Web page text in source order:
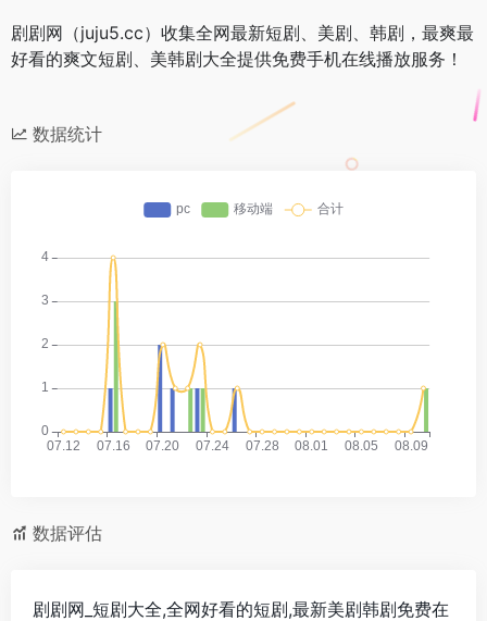
剧剧网（juju5.cc）收集全网最新短剧、美剧、韩剧，最爽最
好看的爽文短剧、美韩剧大全提供免费手机在线播放服务！
数据统计
数据评估
剧剧网_短剧大全,全网好看的短剧,最新美剧韩剧免费在